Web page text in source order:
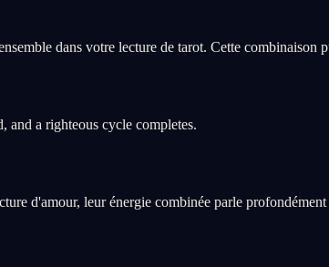
dans votre lecture de tarot. Cette combinaison
and a righteous cycle completes.
d'amour, leur énergie combinée parle